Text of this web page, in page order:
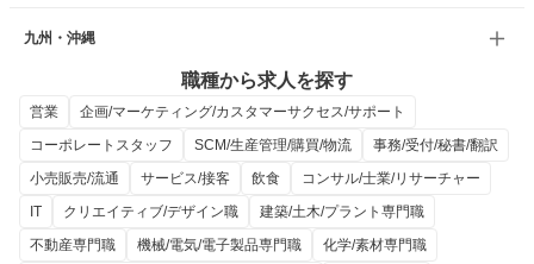
九州・沖縄
職種から求人を探す
営業
企画/マーケティング/カスタマーサクセス/サポート
コーポレートスタッフ
SCM/生産管理/購買/物流
事務/受付/秘書/翻訳
小売販売/流通
サービス/接客 飲食
コンサル/士業/リサーチャー
IT
クリエイティブ/デザイン職
建築/土木/プラント専門職
不動産専門職
機械/電気/電子製品専門職
化学/素材専門職